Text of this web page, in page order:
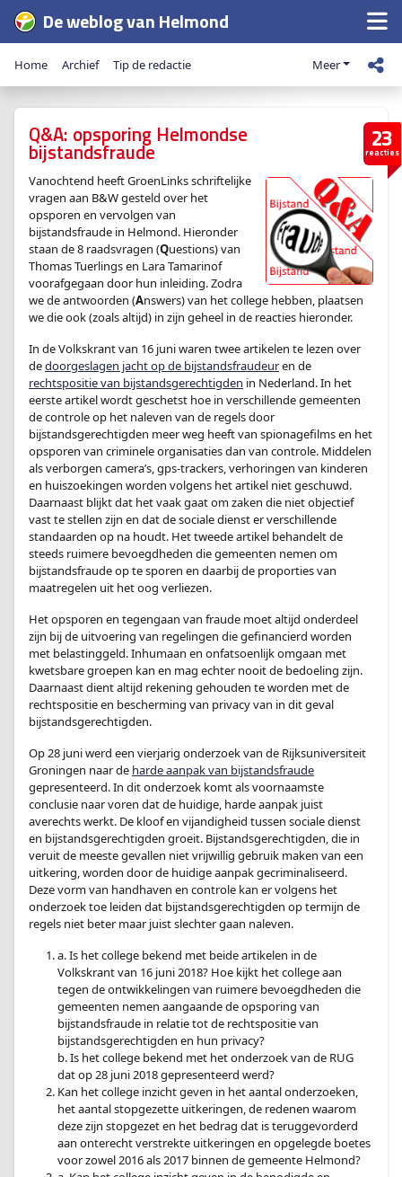
De weblog van Helmond
Home Archief Tip de redactie Meer
23
reacties
Q&A: opsporing Helmondse
bijstandsfraude
Vanochtend heeft GroenLinks schriftelijke
vragen aan B&W gesteld over het
opsporen en vervolgen van
bijstandsfraude in Helmond. Hieronder
staan de 8 raadsvragen (Questions) van
Thomas Tuerlings en Lara Tamarinof
voorafgegaan door hun inleiding. Zodra
we de antwoorden (Answers) van het college hebben, plaatsen
we die ook (zoals altijd) in zijn geheel in de reacties hieronder.
In de Volkskrant van 16 juni waren twee artikelen te lezen over
dedoorgeslagen jacht op de bijstandsfraudeuren de
rechtspositie van bijstandsgerechtigden in Nederland. In het
eerste artikel wordt geschetst hoe in verschillende gemeenten
de controle op het naleven van de regels door
bijstandsgerechtigden meer weg heeft van spionagefilms en het
opsporen van criminele organisaties dan van controle. Middelen
als verborgen camera’s, gps-trackers, verhoringen van kinderen
en huiszoekingen worden volgens het artikel niet geschuwd.
Daarnaast blijkt dat het vaak gaat om zaken die niet objectief
vast te stellen zijn en dat de sociale dienst er verschillende
standaarden op na houdt. Het tweede artikel behandelt de
steeds ruimere bevoegdheden die gemeenten nemen om
bijstandsfraude op te sporen en daarbij de proporties van
maatregelen uit het oog verliezen.
Het opsporen en tegengaan van fraude moet altijd onderdeel
zijn bij de uitvoering van regelingen die gefinancierd worden
met belastinggeld. Inhumaan en onfatsoenlijk omgaan met
kwetsbare groepen kan en mag echter nooit de bedoeling zijn.
Daarnaast dient altijd rekening gehouden te worden met de
rechtspositie en bescherming van privacy van in dit geval
bijstandsgerechtigden.
Op 28 juni werd een vierjarig onderzoek van de Rijksuniversiteit
Groningen naar de harde aanpak van bijstandsfraude
gepresenteerd. In dit onderzoek komt als voornaamste
conclusie naar voren dat de huidige, harde aanpak juist
averechts werkt. De kloof en vijandigheid tussen sociale dienst
en bijstandsgerechtigden groeit. Bijstandsgerechtigden, die in
veruit de meeste gevallen niet vrijwillig gebruik maken van een
uitkering, worden door de huidige aanpak gecriminaliseerd.
Deze vorm van handhaven en controle kan er volgens het
onderzoek toe leiden dat bijstandsgerechtigden op termijn de
regels niet beter maar juist slechter gaan naleven.
a. Is het college bekend met beide artikelen in de
Volkskrant van 16 juni 2018? Hoe kijkt het college aan
tegen de ontwikkelingen van ruimere bevoegdheden die
gemeenten nemen aangaande de opsporing van
bijstandsfraude in relatie tot de rechtspositie van
bijstandsgerechtigden en hun privacy?
b. Is het college bekend met het onderzoek van de RUG
dat op 28 juni 2018 gepresenteerd werd?
Kan het college inzicht geven in het aantal onderzoeken,
het aantal stopgezette uitkeringen, de redenen waarom
deze zijn stopgezet en het bedrag dat is teruggevorderd
aan onterecht verstrekte uitkeringen en opgelegde boetes
voor zowel 2016 als 2017 binnen de gemeente Helmond?